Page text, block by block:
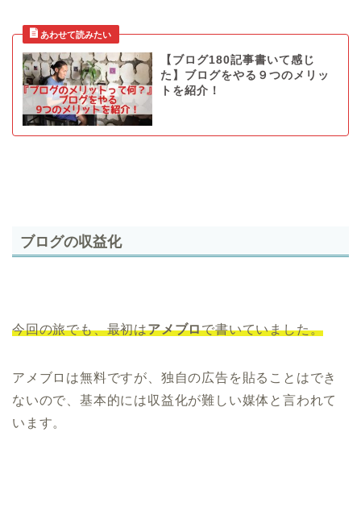
【ブログ180記事書いて感じ
た】ブログをやる９つのメリッ
トを紹介！
ブログの収益化
今回の旅でも、最初はアメブロで書いていました。
アメブロは無料ですが、独自の広告を貼ることはでき
ないので、基本的には収益化が難しい媒体と言われて
います。